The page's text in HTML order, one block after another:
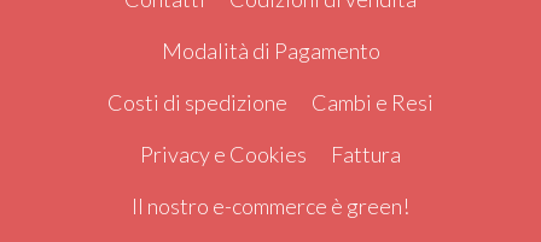
Modalità di Pagamento
Costi di spedizione
Cambi e Resi
Privacy e Cookies
Fattura
Il nostro e-commerce è green!